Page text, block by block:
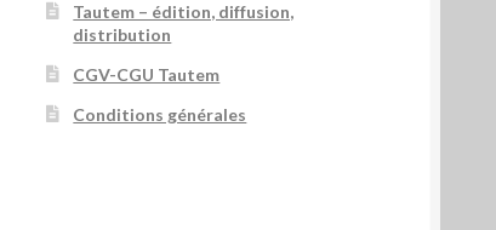
Tautem – édition, diffusion,
distribution
CGV-CGU Tautem
Conditions générales